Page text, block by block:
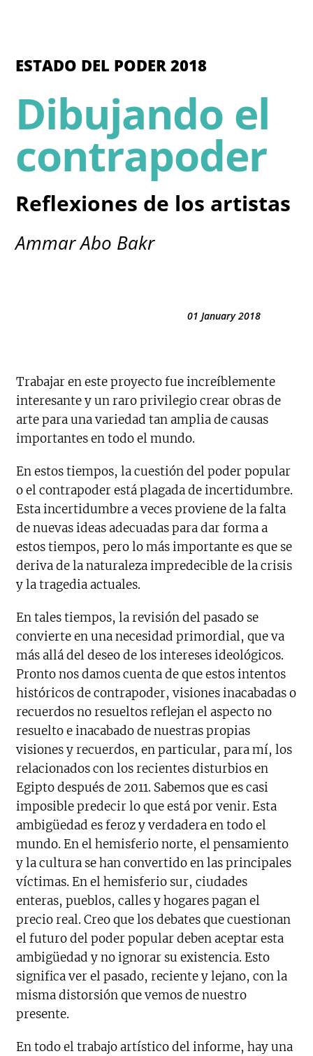
ESTADO DEL PODER 2018
Dibujando el
contrapoder
Reflexiones de los artistas
Ammar Abo Bakr
01 January 2018
Trabajar en este proyecto fue increíblemente
interesante y un raro privilegio crear obras de
arte para una variedad tan amplia de causas
importantes en todo el mundo.
En estos tiempos, la cuestión del poder popular
o el contrapoder está plagada de incertidumbre.
Esta incertidumbre a veces proviene de la falta
de nuevas ideas adecuadas para dar forma a
estos tiempos, pero lo más importante es que se
deriva de la naturaleza impredecible de la crisis
y la tragedia actuales.
En tales tiempos, la revisión del pasado se
convierte en una necesidad primordial, que va
más allá del deseo de los intereses ideológicos.
Pronto nos damos cuenta de que estos intentos
históricos de contrapoder, visiones inacabadas o
recuerdos no resueltos reflejan el aspecto no
resuelto e inacabado de nuestras propias
visiones y recuerdos, en particular, para mí, los
relacionados con los recientes disturbios en
Egipto después de 2011. Sabemos que es casi
imposible predecir lo que está por venir. Esta
ambigüedad es feroz y verdadera en todo el
mundo. En el hemisferio norte, el pensamiento
y la cultura se han convertido en las principales
víctimas. En el hemisferio sur, ciudades
enteras, pueblos, calles y hogares pagan el
precio real. Creo que los debates que cuestionan
el futuro del poder popular deben aceptar esta
ambigüedad y no ignorar su existencia. Esto
significa ver el pasado, reciente y lejano, con la
misma distorsión que vemos de nuestro
presente.
En todo el trabajo artístico del informe, hay una